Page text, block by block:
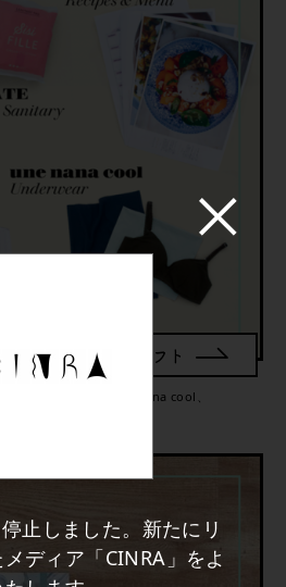
止しました。新たにリ
ディア「CINRA」をよ
2020年11月のギフト
リジナル献立表、une nana cool、